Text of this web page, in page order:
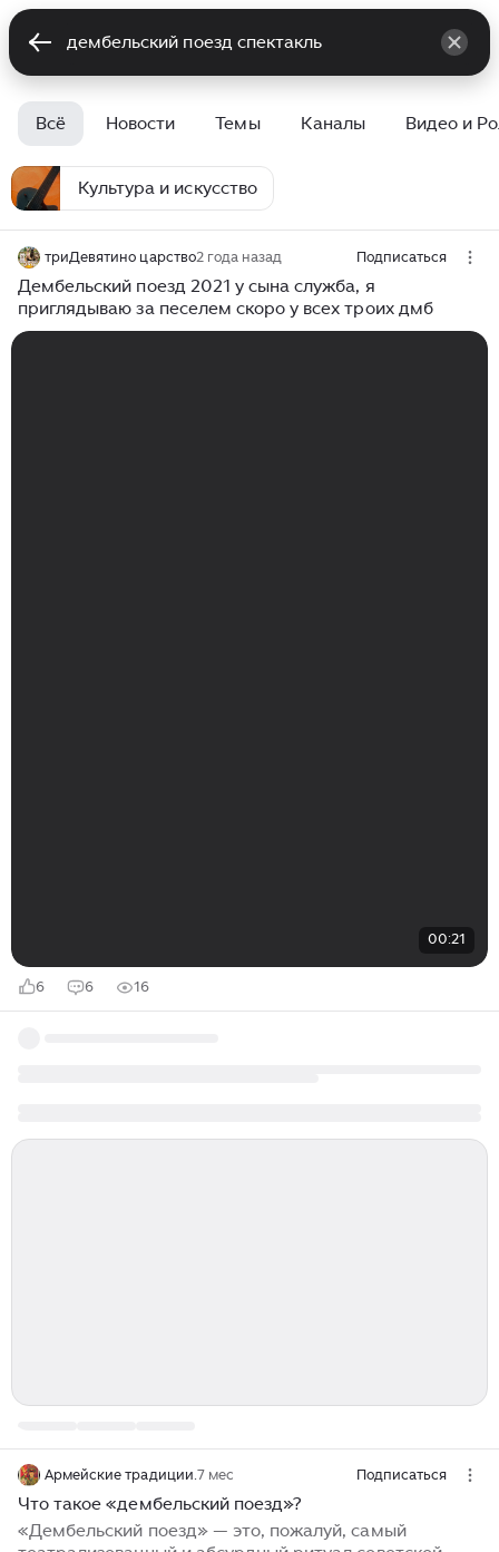
Всё Новости Темы Каналы Видео и
Культура и искусство
триДевятино царство2 года назад Подписаться
Дембельский поезд 2021 у сына служба, я
приглядываю за песелем скоро у всех троих дмб
00:21
6 6 16
Армейские традиции.7 мес Подписаться
Что такое «дембельский поезд»?
«Дембельский поезд» — это, пожалуй, самый